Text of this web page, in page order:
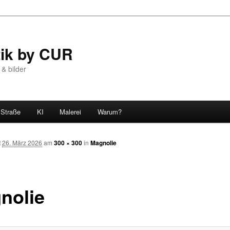
by CUR
bilder
Straße KI Malerei Warum?
26. März 2026 am300 × 300inMagnolie